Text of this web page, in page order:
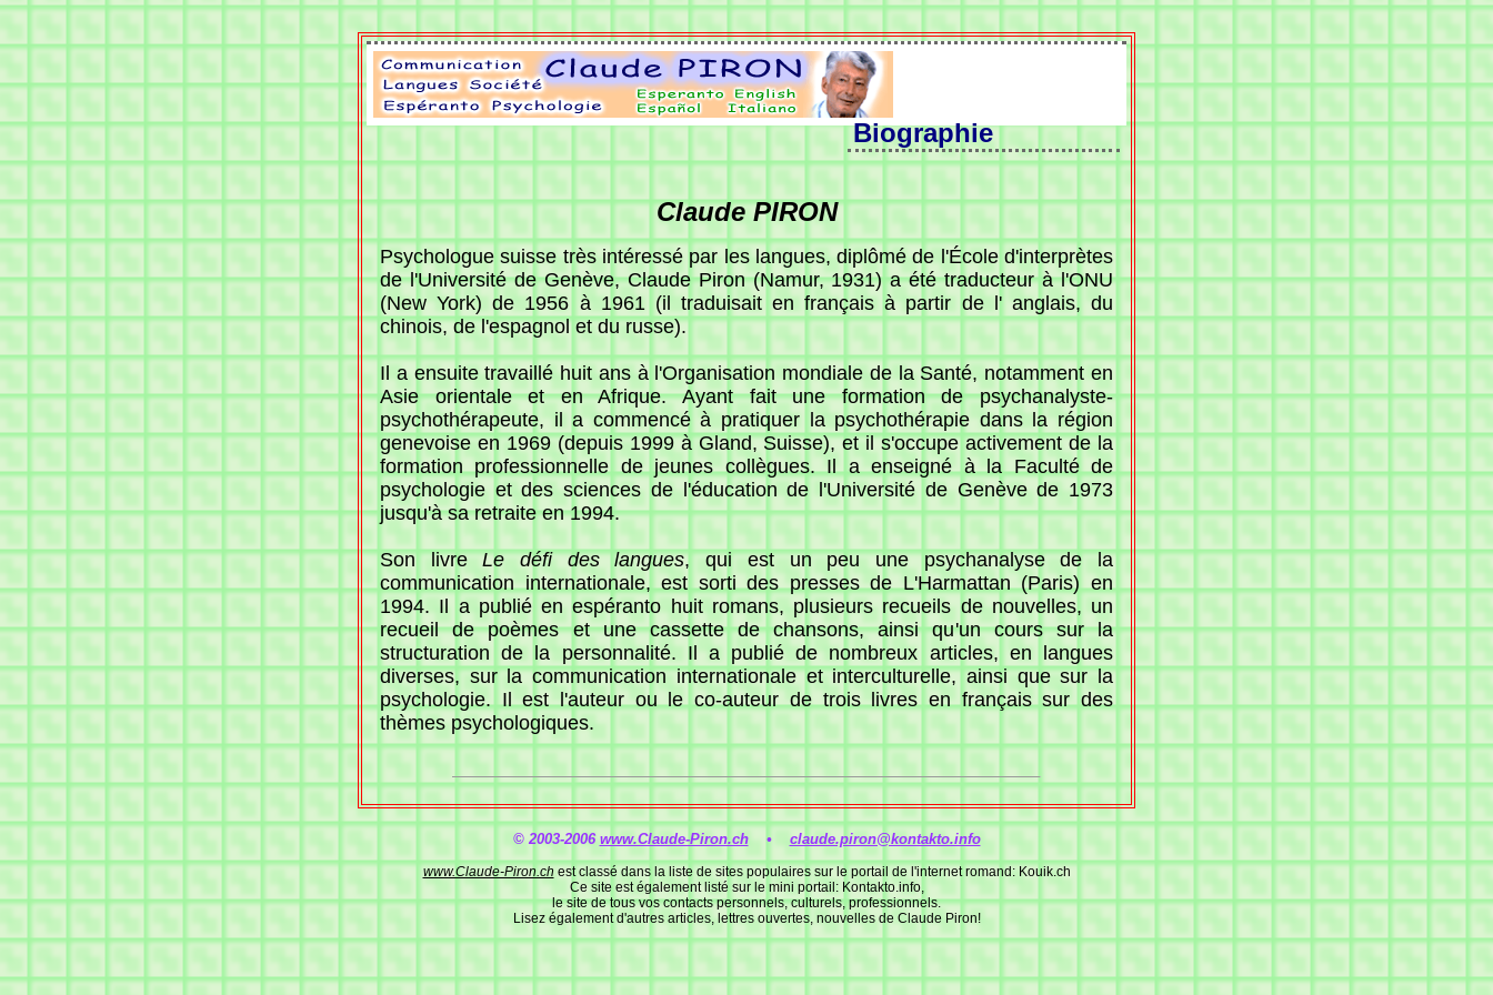
Biographie
Claude PIRON
Psychologue suisse très intéressé par les langues, diplômé de l'École d'interprètes
de l'Université de Genève, Claude Piron (Namur, 1931) a été traducteur à l'ONU
(New York) de 1956 à 1961 (il traduisait en français à partir de l' anglais, du
chinois, de l'espagnol et du russe).
Il a ensuite travaillé huit ans à l'Organisation mondiale de la Santé, notamment en
Asie orientale et en Afrique. Ayant fait une formation de psychanalyste-
psychothérapeute, il a commencé à pratiquer la psychothérapie dans la région
genevoise en 1969 (depuis 1999 à Gland, Suisse), et il s'occupe activement de la
formation professionnelle de jeunes collègues. Il a enseigné à la Faculté de
psychologie et des sciences de l'éducation de l'Université de Genève de 1973
jusqu'à sa retraite en 1994.
Son livreLe défi des langues, qui est un peu une psychanalyse de la
communication internationale, est sorti des presses de L'Harmattan (Paris) en
1994. Il a publié en espéranto huit romans, plusieurs recueils de nouvelles, un
recueil de poèmes et une cassette de chansons, ainsi qu'un cours sur la
structuration de la personnalité. Il a publié de nombreux articles, en langues
diverses, sur la communication internationale et interculturelle, ainsi que sur la
psychologie. Il est l'auteur ou le co-auteur de trois livres en français sur des
thèmes psychologiques.
© 2003-2006 www.Claude-Piron.ch • claude.piron@kontakto.info
www.Claude-Piron.ch est classé dans la liste de sites populaires sur le portail de l'internet romand: Kouik.ch
Ce site est également listé sur le mini portail: Kontakto.info,
le site de tous vos contacts personnels, culturels, professionnels.
Lisez également d'autres articles, lettres ouvertes, nouvelles de Claude Piron!